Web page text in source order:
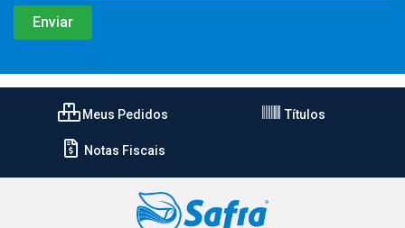
Meus Pedidos Títulos
Notas Fiscais